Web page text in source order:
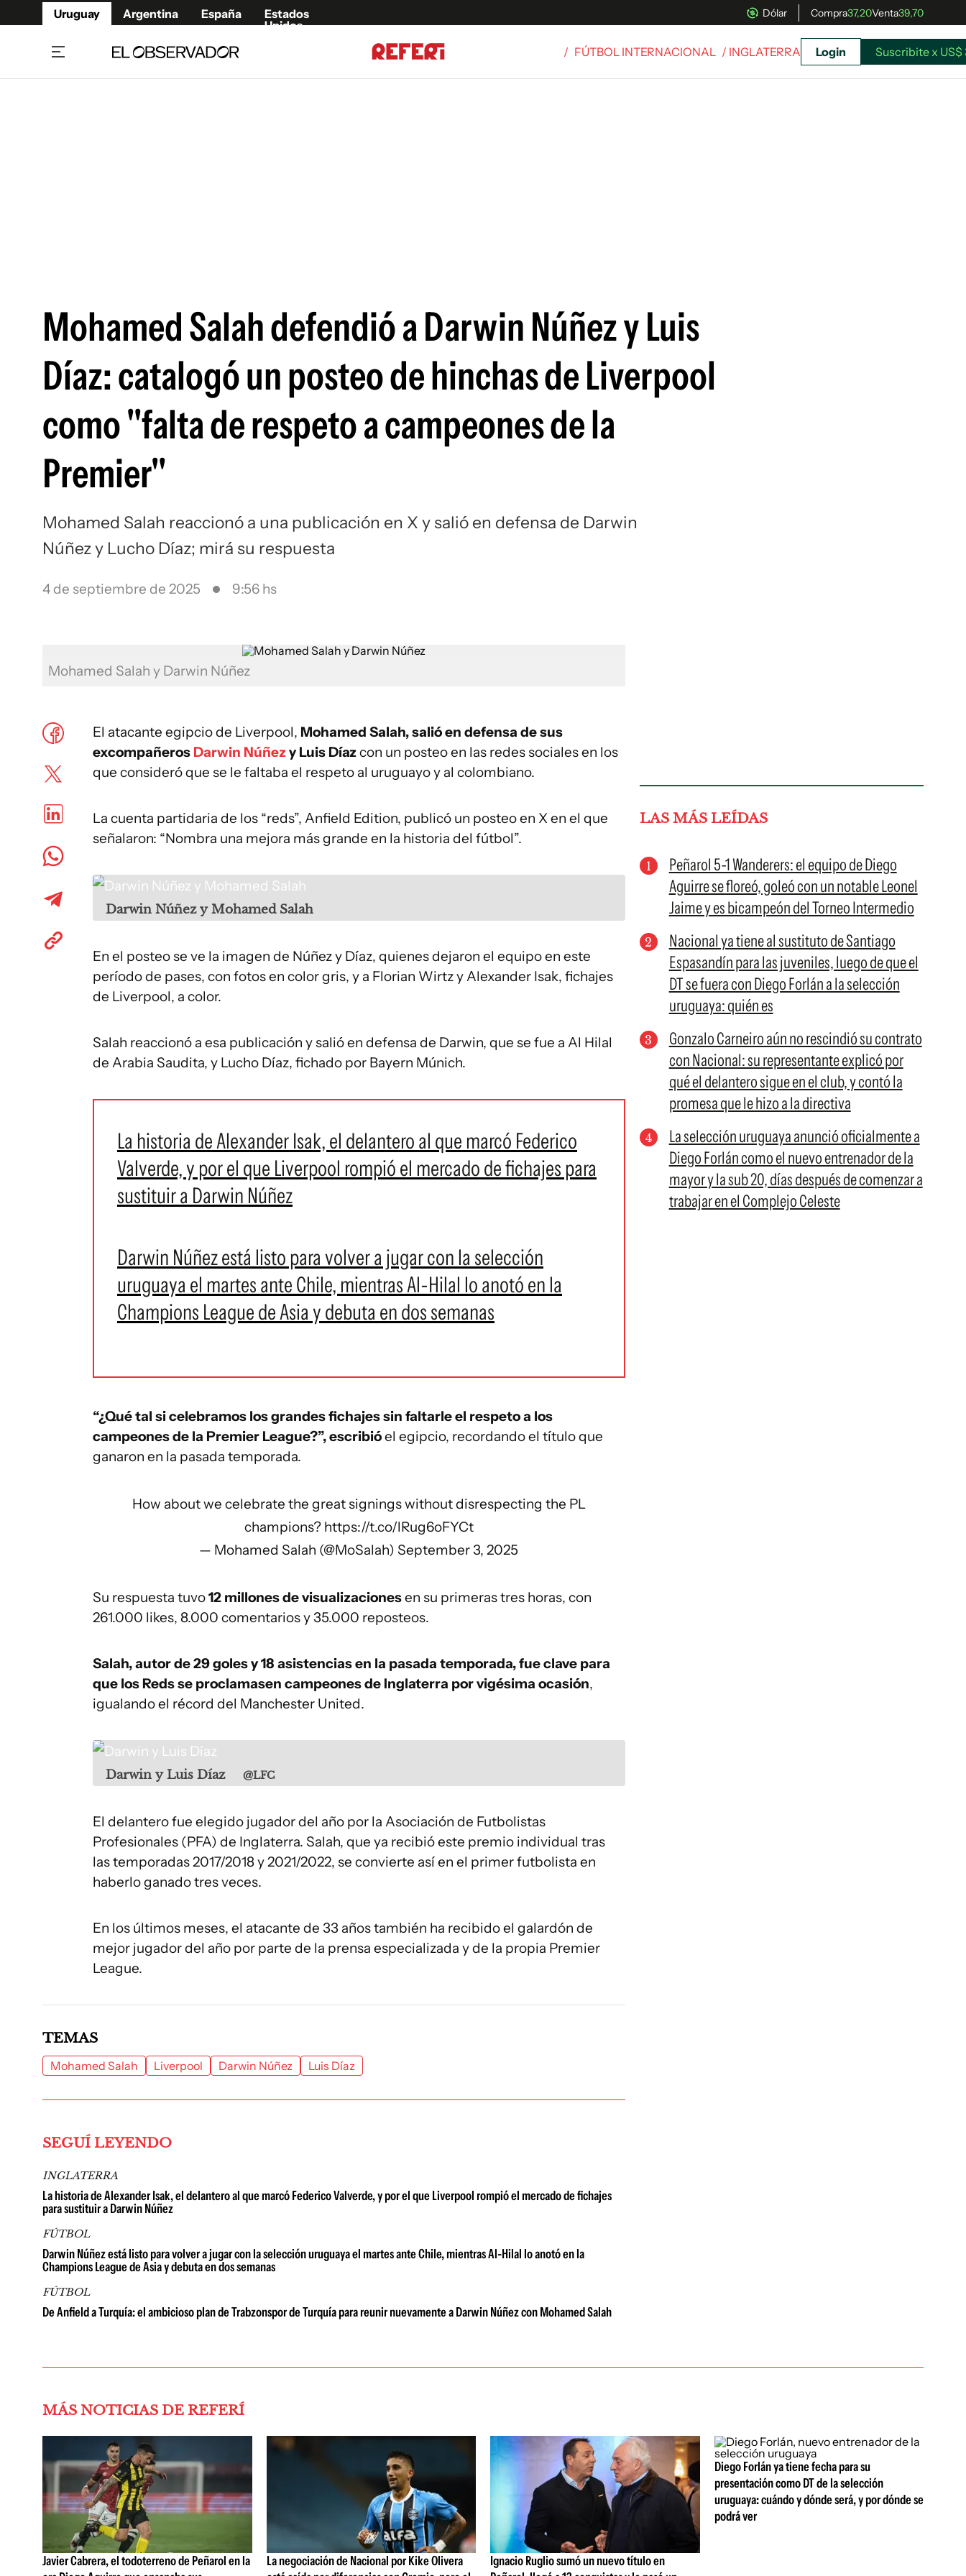
Uruguay Argentina España
Estados
Unidos
Dólar Compra37,20Venta39,70
/ FÚTBOL INTERNACIONAL / INGLATERRA Login Suscribite x US$
Mohamed Salah defendió a Darwin Núñez y Luis
Díaz: catalogó un posteo de hinchas de Liverpool
como "falta de respeto a campeones de la
Premier"
Mohamed Salah reaccionó a una publicación en X y salió en defensa de Darwin
Núñez y Lucho Díaz; mirá su respuesta
4 de septiembre de 2025 9:56 hs
Mohamed Salah y Darwin Núñez
El atacante egipcio de Liverpool, Mohamed Salah, salió en defensa de sus
excompañeros Darwin Núñezy Luis Díazcon un posteo en las redes sociales en los
que consideró que se le faltaba el respeto al uruguayo y al colombiano.
La cuenta partidaria de los “reds”, Anfield Edition, publicó un posteo en X en el que
señalaron: “Nombra una mejora más grande en la historia del fútbol”.
Darwin Núñez y Mohamed Salah
En el posteo se ve la imagen de Núñez y Díaz, quienes dejaron el equipo en este
período de pases, con fotos en color gris, y a Florian Wirtz y Alexander Isak, fichajes
de Liverpool, a color.
Salah reaccionó a esa publicación y salió en defensa de Darwin, que se fue a Al Hilal
de Arabia Saudita, y Lucho Díaz, fichado por Bayern Múnich.
La historia de Alexander Isak, el delantero al que marcó Federico
Valverde, y por el que Liverpool rompió el mercado de fichajes para
sustituir a Darwin Núñez
Darwin Núñez está listo para volver a jugar con la selección
uruguaya el martes ante Chile, mientras Al-Hilal lo anotó en la
Champions League de Asia y debuta en dos semanas
“¿Qué tal si celebramos los grandes fichajes sin faltarle el respeto a los
campeones de la Premier League?”, escribióel egipcio, recordando el título que
ganaron en la pasada temporada.
How about we celebrate the great signings without disrespecting the PL
champions? https://t.co/lRug6oFYCt
— Mohamed Salah (@MoSalah) September 3, 2025
Su respuesta tuvo12 millones de visualizacionesen su primeras tres horas, con
261.000 likes, 8.000 comentarios y 35.000 reposteos.
Salah, autor de 29 goles y 18 asistencias en la pasada temporada, fue clave para
que los Reds se proclamasen campeones de Inglaterra por vigésima ocasión,
igualando el récord del Manchester United.
Darwin y Luis Díaz @LFC
El delantero fue elegido jugador del año por la Asociación de Futbolistas
Profesionales (PFA) de Inglaterra. Salah, que ya recibió este premio individual tras
las temporadas 2017/2018 y 2021/2022, se convierte así en el primer futbolista en
haberlo ganado tres veces.
En los últimos meses, el atacante de 33 años también ha recibido el galardón de
mejor jugador del año por parte de la prensa especializada y de la propia Premier
League.
LAS MÁS LEÍDAS
Peñarol 5-1 Wanderers: el equipo de Diego
Aguirre se floreó, goleó con un notable Leonel
Jaime y es bicampeón del Torneo Intermedio
Nacional ya tiene al sustituto de Santiago
Espasandín para las juveniles, luego de que el
DT se fuera con Diego Forlán a la selección
uruguaya: quién es
Gonzalo Carneiro aún no rescindió su contrato
con Nacional: su representante explicó por
qué el delantero sigue en el club, y contó la
promesa que le hizo a la directiva
La selección uruguaya anunció oficialmente a
Diego Forlán como el nuevo entrenador de la
mayor y la sub 20, días después de comenzar a
trabajar en el Complejo Celeste
TEMAS
Mohamed Salah Liverpool Darwin Núñez Luis Díaz
SEGUÍ LEYENDO
INGLATERRA
La historia de Alexander Isak, el delantero al que marcó Federico Valverde, y por el que Liverpool rompió el mercado de fichajes
para sustituir a Darwin Núñez
FÚTBOL
Darwin Núñez está listo para volver a jugar con la selección uruguaya el martes ante Chile, mientras Al-Hilal lo anotó en la
Champions League de Asia y debuta en dos semanas
FÚTBOL
De Anfield a Turquía: el ambicioso plan de Trabzonspor de Turquía para reunir nuevamente a Darwin Núñez con Mohamed Salah
MÁS NOTICIAS DE REFERÍ
Javier Cabrera, el todoterreno de Peñarol en la
La negociación de Nacional por Kike Olivera
Ignacio Ruglio sumó un nuevo título en
Diego Forlán ya tiene fecha para su
presentación como DT de la selección
uruguaya: cuándo y dónde será, y por dónde se
podrá ver